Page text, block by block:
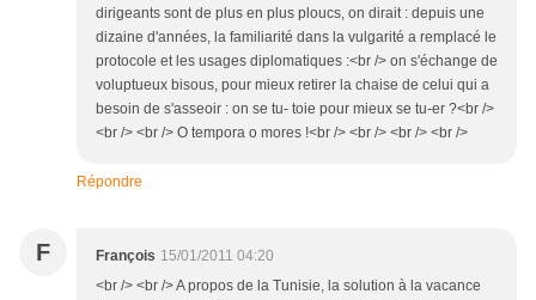
dirigeants sont de plus en plus ploucs, on dirait : depuis une
dizaine d'années, la familiarité dans la vulgarité a remplacé le
protocole et les usages diplomatiques :<br /> on s'échange de
voluptueux bisous, pour mieux retirer la chaise de celui qui a
besoin de s'asseoir : on se tu- toie pour mieux se tu-er ?<br />
<br /> <br /> O tempora o mores !<br /> <br /> <br /> <br />
Répondre
F François 15/01/2011 04:20
<br /> <br /> A propos de la Tunisie, la solution à la vacance